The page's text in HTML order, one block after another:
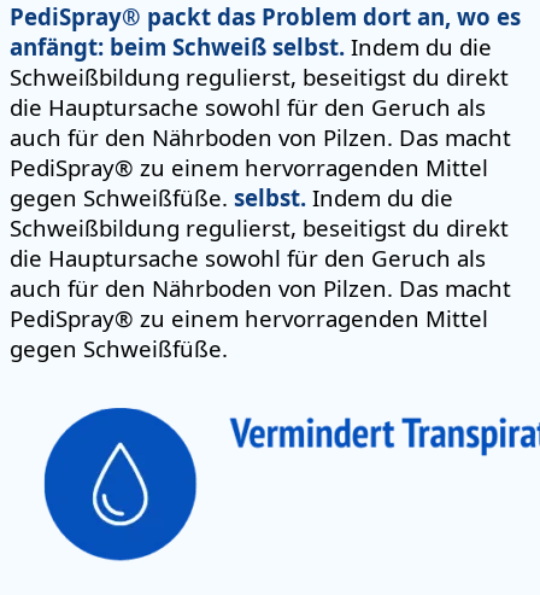
PediSpray® packt das Problem dort an, wo es
anfängt: beim Schweiß selbst. Indem du die
Schweißbildung regulierst, beseitigst du direkt
die Hauptursache sowohl für den Geruch als
auch für den Nährboden von Pilzen. Das macht
PediSpray® zu einem hervorragenden Mittel
gegen Schweißfüße. selbst. Indem du die
Schweißbildung regulierst, beseitigst du direkt
die Hauptursache sowohl für den Geruch als
auch für den Nährboden von Pilzen. Das macht
PediSpray® zu einem hervorragenden Mittel
gegen Schweißfüße.